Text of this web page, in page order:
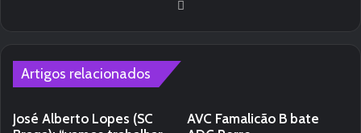
Artigos relacionados
José Alberto Lopes (SC
AVC Famalicão B bate